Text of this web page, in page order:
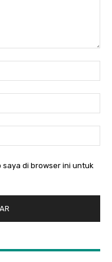
saya di browser ini untuk